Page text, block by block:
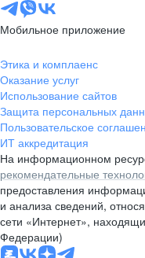
Мобильное приложение
Этика и комплаенс
Оказание услуг
Использование сайтов
Защита персональных
Пользовательское
ИТ аккредитация
На информационном
рекомендательные
предоставления
и анализа сведений,
сети «Интернет»,
Федерации)